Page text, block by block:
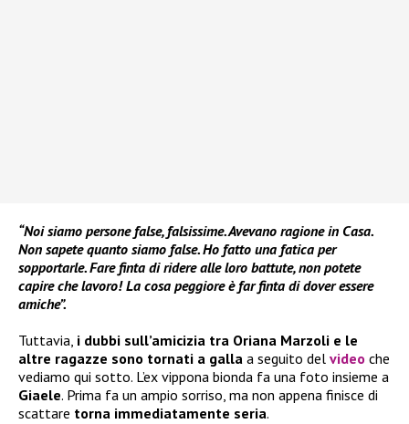
“Noi siamo persone false, falsissime. Avevano ragione in Casa.
Non sapete quanto siamo false. Ho fatto una fatica per
sopportarle. Fare finta di ridere alle loro battute, non potete
capire che lavoro! La cosa peggiore è far finta di dover essere
amiche”.
Tuttavia, i dubbi sull’amicizia tra Oriana Marzoli e le
altre ragazze sono tornati a galla a seguito del video che
vediamo qui sotto. L’ex vippona bionda fa una foto insieme a
Giaele. Prima fa un ampio sorriso, ma non appena finisce di
scattare torna immediatamente seria.